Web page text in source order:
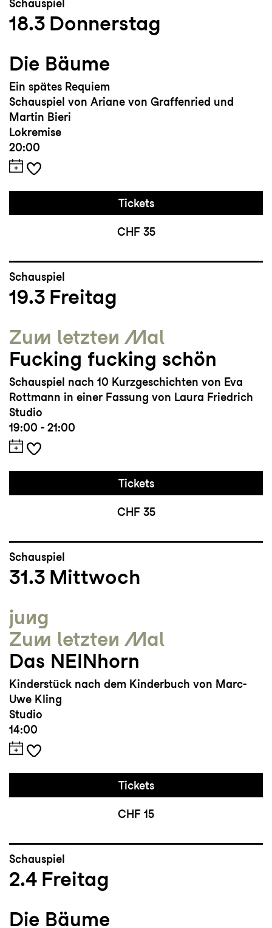
Schauspiel
18.3 Donnerstag
Die Bäume
Ein spätes Requiem
Schauspiel von Ariane von Graffenried und
Martin Bieri
Lokremise
20:00
Tickets
CHF 35
Schauspiel
19.3 Freitag
Zum letzten Mal
Fucking fucking schön
Schauspiel nach 10 Kurzgeschichten von Eva
Rottmann in einer Fassung von Laura Friedrich
Studio
19:00 - 21:00
Tickets
CHF 35
Schauspiel
31.3 Mittwoch
jung
Zum letzten Mal
Das NEINhorn
Kinderstück nach dem Kinderbuch von Marc-
Uwe Kling
Studio
14:00
Tickets
CHF 15
Schauspiel
2.4 Freitag
Die Bäume